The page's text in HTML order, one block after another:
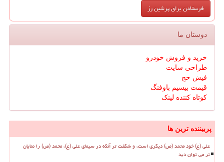
دوستان ما
خرید و فروش خودرو
طراحی سایت
فیش حج
قیمت بیسیم باوفنگ
کوتاه کننده لینک
پربیننده ترین ها
علی (ع) خود محمد (ص) دیگری است، و شگفت تر آنکه در سیمای علی (ع)، محمد (ص) را نمایان
تر می توان دید